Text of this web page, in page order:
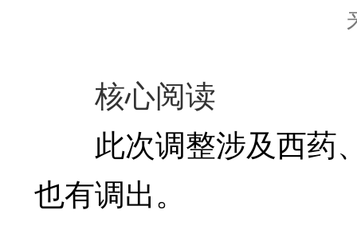
核心阅读
此次调整涉及西药
也有调出。